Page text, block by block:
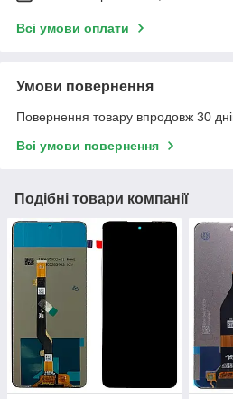
Всі умови оплати
Умови повернення
Повернення товару впродовж 30
Всі умови повернення
Подібні товари компанії